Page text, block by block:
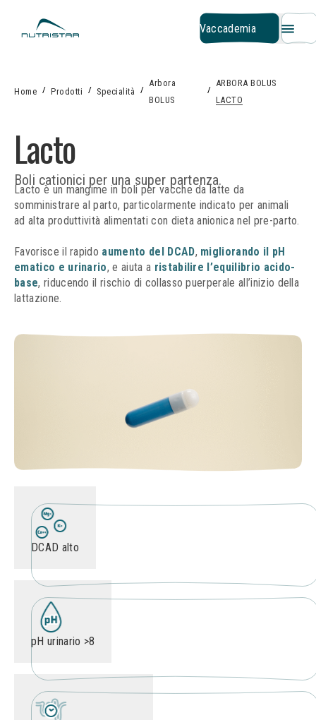
Nutristar Vaccademia
Home / Prodotti / Specialità /
Arbora
BOLUS
/
ARBORA BOLUS
LACTO
Lacto
Boli cationici per una super partenza.
Lacto è un mangime in boli per vacche da latte da
somministrare al parto, particolarmente indicato per animali
ad alta produttività alimentati con dieta anionica nel pre-parto.
Favorisce il rapido aumento del DCAD, migliorando il pH
ematico e urinario, e aiuta a ristabilire l’equilibrio acido-
base, riducendo il rischio di collasso puerperale all’inizio della
lattazione.
DCAD alto
pH urinario >8